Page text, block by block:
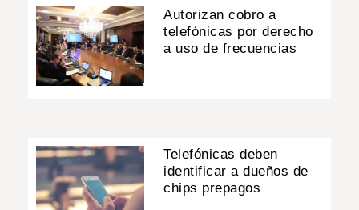
Autorizan cobro a
telefónicas por derecho
a uso de frecuencias
Telefónicas deben
identificar a dueños de
chips prepagos